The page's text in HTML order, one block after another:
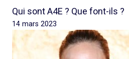
Qui sont A4E ? Que font-ils ?
14 mars 2023